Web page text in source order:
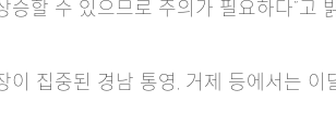
할 수 있으므로 주의가 필요하다”고
집중된 경남 통영, 거제 등에서는